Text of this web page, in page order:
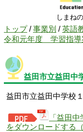
しまね
現
在
位
置：
トップ/事業別 /英語
令和元年度 学習指導
益田市立益田
益田市立益田中学校
「益田
をダウンロードする